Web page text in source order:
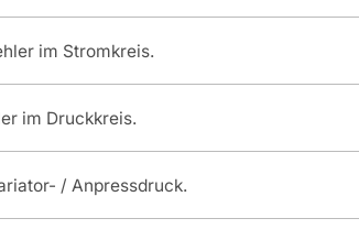
im Stromkreis.
im Druckkreis.
/ Anpressdruck.